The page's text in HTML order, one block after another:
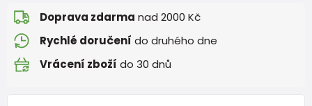
Doprava zdarma nad 2000 Kč
Rychlé doručení do druhého dne
Vrácení zboží do 30 dnů